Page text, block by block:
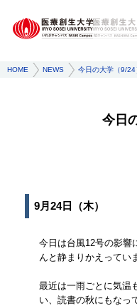
HOME NEWS 今日の大学（9/24
今日
9月24日（木）
今日は台風12号の影響
んと静まりかえってい
最近は一雨ごとに気温
い、読書の秋にもなっ